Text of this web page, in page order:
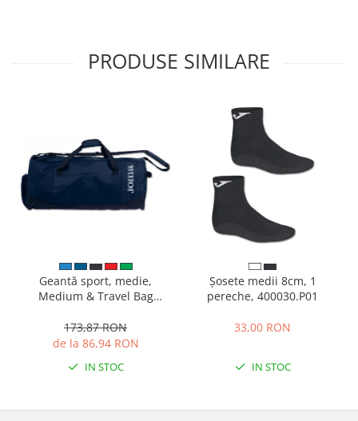
PRODUSE SIMILARE
Geantă sport, medie,
Medium & Travel Bag
173,87 RON
de la 86,94 RON
IN STOC
Șosete medii 8cm, 1
pereche, 400030.P01
33,00 RON
IN STOC